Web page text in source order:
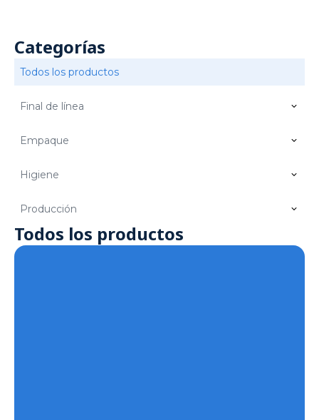
Categorías
Final de línea
Empaque
Higiene
Producción
Todos los productos
Todos los productos